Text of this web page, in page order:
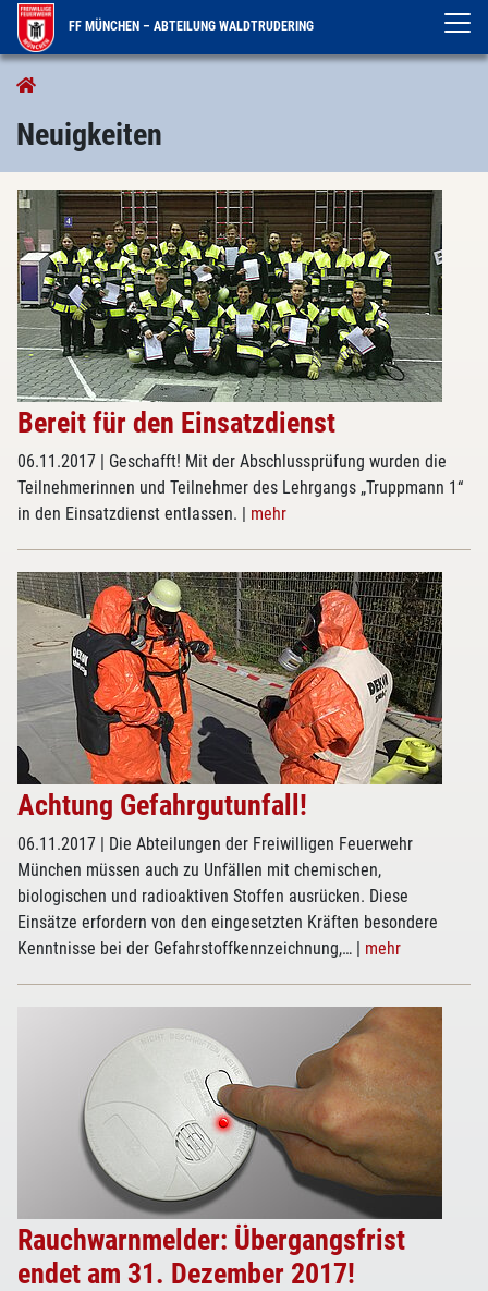
FF MÜNCHEN – ABTEILUNG WALDTRUDERING
Neuigkeiten
Bereit für den Einsatzdienst
06.11.2017 | Geschafft! Mit der Abschlussprüfung wurden die
Teilnehmerinnen und Teilnehmer des Lehrgangs „Truppmann 1“
in den Einsatzdienst entlassen. | mehr
Achtung Gefahrgutunfall!
06.11.2017 | Die Abteilungen der Freiwilligen Feuerwehr
München müssen auch zu Unfällen mit chemischen,
biologischen und radioaktiven Stoffen ausrücken. Diese
Einsätze erfordern von den eingesetzten Kräften besondere
Kenntnisse bei der Gefahrstoffkennzeichnung,… | mehr
Rauchwarnmelder: Übergangsfrist
endet am 31. Dezember 2017!